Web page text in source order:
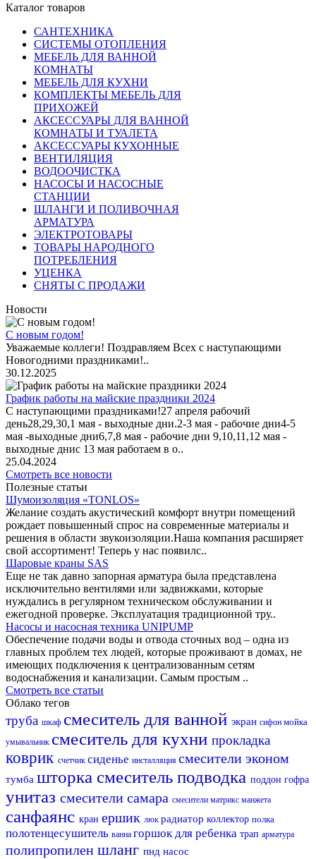
Каталог товаров
САНТЕХНИКА
СИСТЕМЫ ОТОПЛЕНИЯ
МЕБЕЛЬ ДЛЯ ВАННОЙ
КОМНАТЫ
МЕБЕЛЬ ДЛЯ КУХНИ
КОМПЛЕКТЫ МЕБЕЛЬ ДЛЯ
ПРИХОЖЕЙ
АКСЕССУАРЫ ДЛЯ ВАННОЙ
КОМНАТЫ И ТУАЛЕТА
АКСЕССУАРЫ КУХОННЫЕ
ВЕНТИЛЯЦИЯ
ВОДООЧИСТКА
НАСОСЫ И НАСОСНЫЕ
СТАНЦИИ
ШЛАНГИ И ПОЛИВОЧНАЯ
АРМАТУРА
ЭЛЕКТРОТОВАРЫ
ТОВАРЫ НАРОДНОГО
ПОТРЕБЛЕНИЯ
УЦЕНКА
СНЯТЫ С ПРОДАЖИ
Новости
С новым годом!
Уважаемые коллеги! Поздравляем Всех с наступающими
Новогодними праздниками!..
30.12.2025
График работы на майские праздники 2024
С наступающими праздниками!27 апреля рабочий
день28,29,30,1 мая - выходные дни.2-3 мая - рабочие дни4-5
мая -выходные дни6,7,8 мая - рабочие дни 9,10,11,12 мая -
выходные днис 13 мая работаем в о..
25.04.2024
Смотреть все новости
Полезные статьи
Шумоизоляция «TONLOS»
Желание создать акустический комфорт внутри помещений
рождает повышенный спрос на современные материалы и
решения в области звукоизоляции.Наша компания расширяет
свой ассортимент! Теперь у нас появилс..
Шаровые краны SAS
Еще не так давно запорная арматура была представлена
исключительно вентилями или задвижками, которые
нуждались в регулярном техническом обслуживании и
ежегодной проверке. Эксплуатация традиционной тру..
Насосы и насосная техника UNIPUMP
Обеспечение подачи воды и отвода сточных вод – одна из
главных проблем тех людей, которые проживают в домах, не
имеющих подключения к централизованным сетям
водоснабжения и канализации. Самым простым ..
Смотреть все статьи
Облако тегов
труба шкаф смеситель для ванной экран сифон мойка
умывальник смеситель для кухни прокладка
коврик счетчик сиденье инсталляция смесители эконом
тумба шторка смеситель подводка поддон гофра
унитаз смесители самара смесители матрикс манжета
санфаянс кран ершик люк радиатор коллектор полка
полотенцесушитель ванна горшок для ребенка трап арматура
полипропилен шланг пнд насос